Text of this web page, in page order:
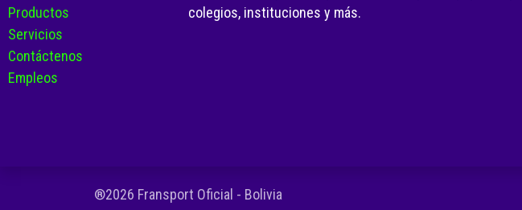
Productos
Servicios
Contáctenos
Empleos
colegios, instituciones y más.
®2026 Fransport Oficial - Bolivia